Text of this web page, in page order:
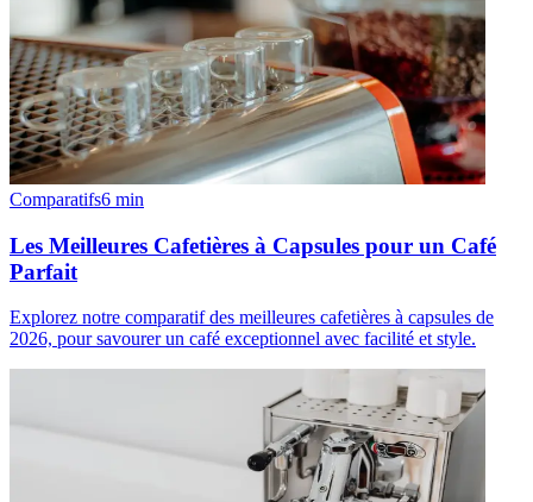
Comparatifs6 min
Les Meilleures Cafetières à Capsules pour un Café
Parfait
Explorez notre comparatif des meilleures cafetières à capsules de
2026, pour savourer un café exceptionnel avec facilité et style.